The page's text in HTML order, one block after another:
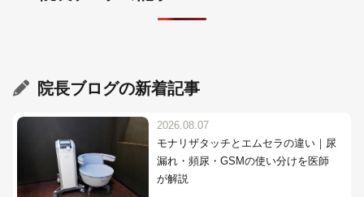
院長ブログの新着記事
2026.08.07
モナリザタッチとエムセラの違い｜尿
漏れ・頻尿・GSMの使い分けを医師
が解説